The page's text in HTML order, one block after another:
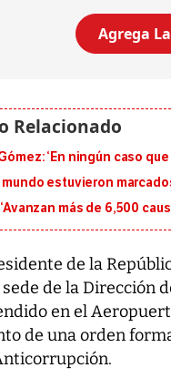
Agrega
‘En ningún caso
mundo estuvieron
más de 6,500
de la
de la Dirección
en el
de una orden